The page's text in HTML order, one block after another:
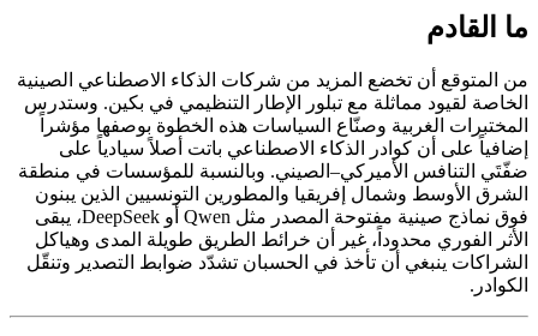
ما القادم
من المتوقع أن تخضع المزيد من شركات الذكاء الاصطناعي الصينية
الخاصة لقيود مماثلة مع تبلور الإطار التنظيمي في بكين. وستدرس
المختبرات الغربية وصنّاع السياسات هذه الخطوة بوصفها مؤشراً
إضافياً على أن كوادر الذكاء الاصطناعي باتت أصلاً سيادياً على
ضفّتَي التنافس الأميركي–الصيني. وبالنسبة للمؤسسات في منطقة
الشرق الأوسط وشمال إفريقيا والمطورين التونسيين الذين يبنون
فوق نماذج صينية مفتوحة المصدر مثل Qwen أو DeepSeek، يبقى
الأثر الفوري محدوداً، غير أن خرائط الطريق طويلة المدى وهياكل
الشراكات ينبغي أن تأخذ في الحسبان تشدّد ضوابط التصدير وتنقّل
الكوادر.